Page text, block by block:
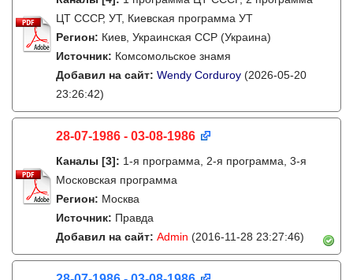
ЦТ СССР, УТ, Киевская программа УТ
Регион: Киев, Украинская ССР (Украина)
Источник: Комсомольское знамя
Добавил на сайт: Wendy Corduroy (2026-05-20
23:26:42)
28-07-1986 - 03-08-1986
Каналы [3]: 1-я программа, 2-я программа, 3-я
Московская программа
Регион: Москва
Источник: Правда
Добавил на сайт: Admin (2016-11-28 23:27:46)